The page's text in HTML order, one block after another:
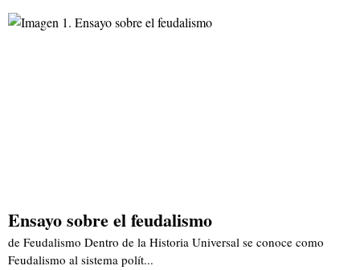
Ensayo sobre el feudalismo
de Feudalismo Dentro de la Historia Universal se conoce como
Feudalismo al sistema polít...